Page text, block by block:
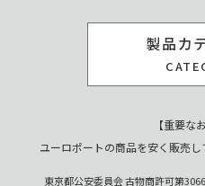
製品カ
【重要な
ユーロポートの商品を安く販売
東京都公安委員会 古物商許可第